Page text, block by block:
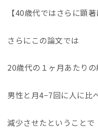
【40歳代ではさらに顕著
さらにこの論文では
20歳代の１ヶ月あたり
男性と月4−7回に人に比
減少させたということで